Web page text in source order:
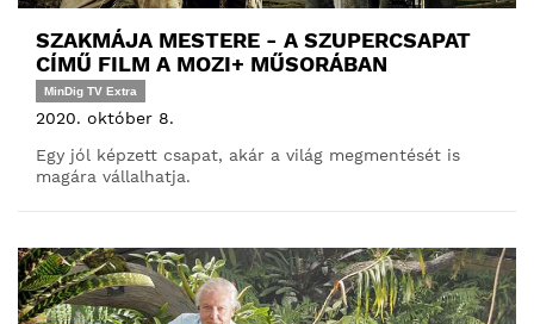
SZAKMÁJA MESTERE - A SZUPERCSAPAT
CÍMŰ FILM A MOZI+ MŰSORÁBAN
MinDig TV Extra
2020. október 8.
Egy jól képzett csapat, akár a világ megmentését is
magára vállalhatja.